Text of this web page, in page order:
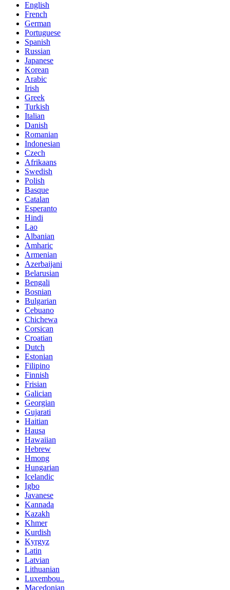
English
French
German
Portuguese
Spanish
Russian
Japanese
Korean
Arabic
Irish
Greek
Turkish
Italian
Danish
Romanian
Indonesian
Czech
Afrikaans
Swedish
Polish
Basque
Catalan
Esperanto
Hindi
Lao
Albanian
Amharic
Armenian
Azerbaijani
Belarusian
Bengali
Bosnian
Bulgarian
Cebuano
Chichewa
Corsican
Croatian
Dutch
Estonian
Filipino
Finnish
Frisian
Galician
Georgian
Gujarati
Haitian
Hausa
Hawaiian
Hebrew
Hmong
Hungarian
Icelandic
Igbo
Javanese
Kannada
Kazakh
Khmer
Kurdish
Kyrgyz
Latin
Latvian
Lithuanian
Luxembou..
Macedonian